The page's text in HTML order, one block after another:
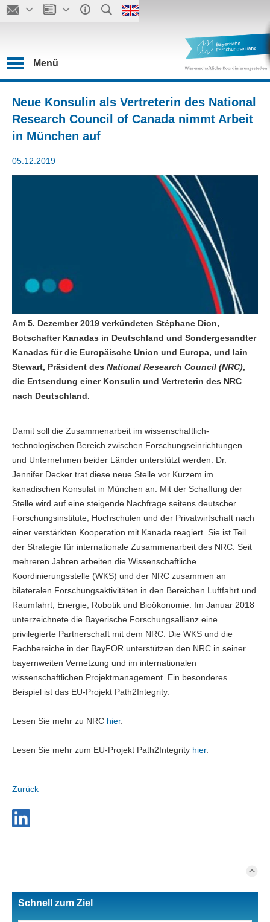
Menü
Neue Konsulin als Vertreterin des National
Research Council of Canada nimmt Arbeit
in München auf
05.12.2019
Am 5. Dezember 2019 verkündeten Stéphane Dion,
Botschafter Kanadas in Deutschland und Sondergesandter
Kanadas für die Europäische Union und Europa, und Iain
Stewart, Präsident des National Research Council (NRC),
die Entsendung einer Konsulin und Vertreterin des NRC
nach Deutschland.
Damit soll die Zusammenarbeit im wissenschaftlich-
technologischen Bereich zwischen Forschungseinrichtungen
und Unternehmen beider Länder unterstützt werden. Dr.
Jennifer Decker trat diese neue Stelle vor Kurzem im
kanadischen Konsulat in München an. Mit der Schaffung der
Stelle wird auf eine steigende Nachfrage seitens deutscher
Forschungsinstitute, Hochschulen und der Privatwirtschaft nach
einer verstärkten Kooperation mit Kanada reagiert. Sie ist Teil
der Strategie für internationale Zusammenarbeit des NRC. Seit
mehreren Jahren arbeiten die Wissenschaftliche
Koordinierungsstelle (WKS) und der NRC zusammen an
bilateralen Forschungsaktivitäten in den Bereichen Luftfahrt und
Raumfahrt, Energie, Robotik und Bioökonomie. Im Januar 2018
unterzeichnete die Bayerische Forschungsallianz eine
privilegierte Partnerschaft mit dem NRC. Die WKS und die
Fachbereiche in der BayFOR unterstützen den NRC in seiner
bayernweiten Vernetzung und im internationalen
wissenschaftlichen Projektmanagement. Ein besonderes
Beispiel ist das EU-Projekt Path2Integrity.
Lesen Sie mehr zu NRC hier.
Lesen Sie mehr zum EU-Projekt Path2Integrity hier.
Zurück
Schnell zum Ziel